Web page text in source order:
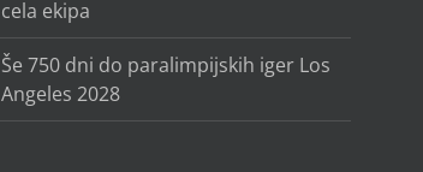
cela ekipa
Še 750 dni do paralimpijskih iger Los
Angeles 2028